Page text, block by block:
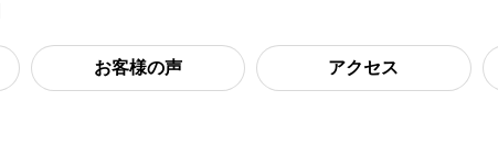
お客様の声 アクセス